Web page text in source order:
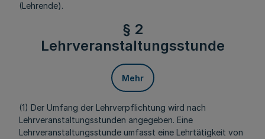
(Lehrende).
§ 2
Lehrveranstaltungsstunde
Mehr
(1) Der Umfang der Lehrverpflichtung wird nach
Lehrveranstaltungsstunden angegeben. Eine
Lehrveranstaltungsstunde umfasst eine Lehrtätigkeit von